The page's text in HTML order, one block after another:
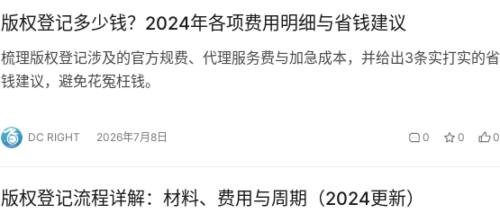
版权登记多少钱？2024年各项费用明细与省钱建议
梳理版权登记涉及的官方规费、代理服务费与加急成本，并给出3条实打实的省
钱建议，避免花冤枉钱。
DC RIGHT 2026年7月8日 0 0 0
版权登记流程详解：材料、费用与周期（2024更新）